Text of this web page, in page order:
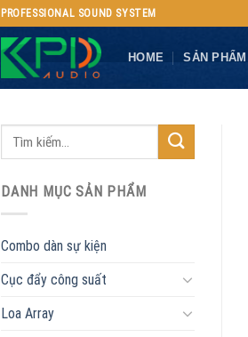
PROFESSIONAL SOUND SYSTEM
HOME SẢN PHẨM
DANH MỤC SẢN PHẨM
Combo dàn sự kiện
Cục đẩy công suất
Loa Array